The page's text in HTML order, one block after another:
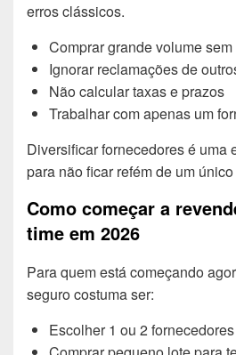
erros clássicos.
Comprar grande volume sem
Ignorar reclamações de
Não calcular taxas e prazos
Trabalhar com apenas um
Diversificar fornecedores é uma
para não ficar refém de um
Como começar a
time em 2026
Para quem está começando
seguro costuma ser:
Escolher 1 ou 2